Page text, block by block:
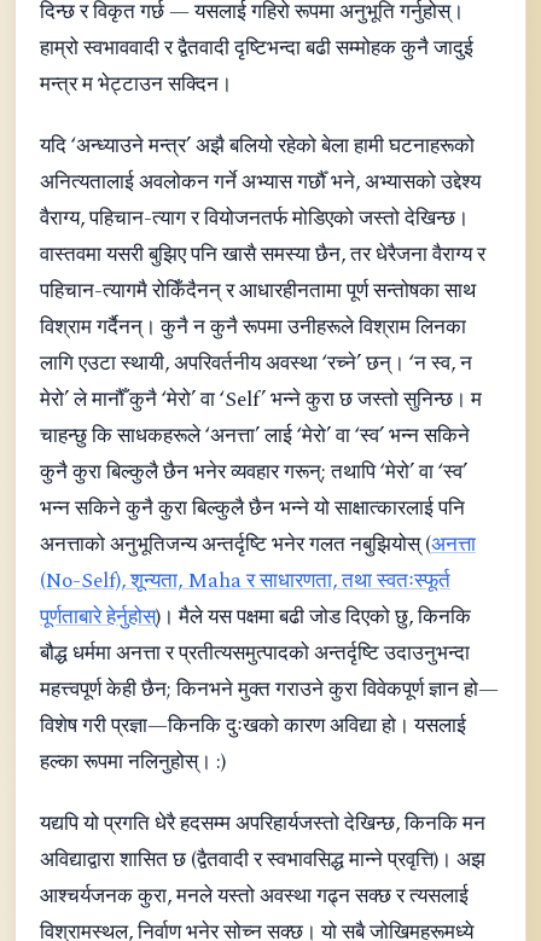
दिन्छ र विकृत गर्छ — यसलाई गहिरो रूपमा अनुभूति गर्नुहोस्।
हाम्रो स्वभाववादी र द्वैतवादी दृष्टिभन्दा बढी सम्मोहक कुनै जादुई
मन्त्र म भेट्टाउन सक्दिन।
यदि ‘अन्ध्याउने मन्त्र’ अझै बलियो रहेको बेला हामी घटनाहरूको
अनित्यतालाई अवलोकन गर्ने अभ्यास गर्छौँ भने, अभ्यासको उद्देश्य
वैराग्य, पहिचान-त्याग र वियोजनतर्फ मोडिएको जस्तो देखिन्छ।
वास्तवमा यसरी बुझिए पनि खासै समस्या छैन, तर धेरैजना वैराग्य र
पहिचान-त्यागमै रोकिँदैनन् र आधारहीनतामा पूर्ण सन्तोषका साथ
विश्राम गर्दैनन्। कुनै न कुनै रूपमा उनीहरूले विश्राम लिनका
लागि एउटा स्थायी, अपरिवर्तनीय अवस्था ‘रच्ने’ छन्। ‘न स्व, न
मेरो’ ले मानौँ कुनै ‘मेरो’ वा ‘Self’ भन्ने कुरा छ जस्तो सुनिन्छ। म
चाहन्छु कि साधकहरूले ‘अनत्ता’ लाई ‘मेरो’ वा ‘स्व’ भन्न सकिने
कुनै कुरा बिल्कुलै छैन भनेर व्यवहार गरून्; तथापि ‘मेरो’ वा ‘स्व’
भन्न सकिने कुनै कुरा बिल्कुलै छैन भन्ने यो साक्षात्कारलाई पनि
अनत्ताको अनुभूतिजन्य अन्तर्दृष्टि भनेर गलत नबुझियोस् (अनत्ता
(No-Self), शून्यता, Maha र साधारणता, तथा स्वतःस्फूर्त
पूर्णताबारे हेर्नुहोस्)। मैले यस पक्षमा बढी जोड दिएको छु, किनकि
बौद्ध धर्ममा अनत्ता र प्रतीत्यसमुत्पादको अन्तर्दृष्टि उदाउनुभन्दा
महत्त्वपूर्ण केही छैन; किनभने मुक्त गराउने कुरा विवेकपूर्ण ज्ञान हो—
विशेष गरी प्रज्ञा—किनकि दुःखको कारण अविद्या हो। यसलाई
हल्का रूपमा नलिनुहोस्। :)
यद्यपि यो प्रगति धेरै हदसम्म अपरिहार्यजस्तो देखिन्छ, किनकि मन
अविद्याद्वारा शासित छ (द्वैतवादी र स्वभावसिद्ध मान्ने प्रवृत्ति)। अझ
आश्चर्यजनक कुरा, मनले यस्तो अवस्था गढ्न सक्छ र त्यसलाई
विश्रामस्थल, निर्वाण भनेर सोच्न सक्छ। यो सबै जोखिमहरूमध्ये